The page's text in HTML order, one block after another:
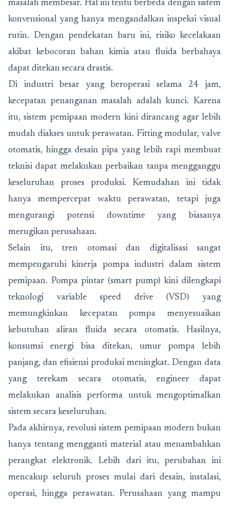
masalah membesar. Hal ini tentu berbeda dengan sistem
konvensional yang hanya mengandalkan inspeksi visual
rutin. Dengan pendekatan baru ini, risiko kecelakaan
akibat kebocoran bahan kimia atau fluida berbahaya
dapat ditekan secara drastis.
Di industri besar yang beroperasi selama 24 jam,
kecepatan penanganan masalah adalah kunci. Karena
itu, sistem pemipaan modern kini dirancang agar lebih
mudah diakses untuk perawatan. Fitting modular, valve
otomatis, hingga desain pipa yang lebih rapi membuat
teknisi dapat melakukan perbaikan tanpa mengganggu
keseluruhan proses produksi. Kemudahan ini tidak
hanya mempercepat waktu perawatan, tetapi juga
mengurangi potensi downtime yang biasanya
merugikan perusahaan.
Selain itu, tren otomasi dan digitalisasi sangat
mempengaruhi kinerja pompa industri dalam sistem
pemipaan. Pompa pintar (smart pump) kini dilengkapi
teknologi variable speed drive (VSD) yang
memungkinkan kecepatan pompa menyesuaikan
kebutuhan aliran fluida secara otomatis. Hasilnya,
konsumsi energi bisa ditekan, umur pompa lebih
panjang, dan efisiensi produksi meningkat. Dengan data
yang terekam secara otomatis, engineer dapat
melakukan analisis performa untuk mengoptimalkan
sistem secara keseluruhan.
Pada akhirnya, revolusi sistem pemipaan modern bukan
hanya tentang mengganti material atau menambahkan
perangkat elektronik. Lebih dari itu, perubahan ini
mencakup seluruh proses mulai dari desain, instalasi,
operasi, hingga perawatan. Perusahaan yang mampu